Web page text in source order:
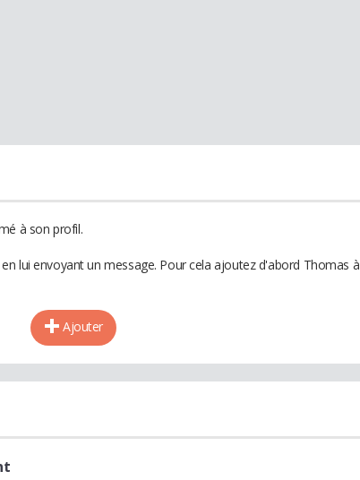
à son profil.
lui envoyant un message. Pour cela ajoutez d'abord Thomas à
Ajouter